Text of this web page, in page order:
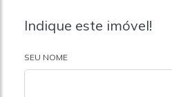
Indique este imóvel!
SEU NOME